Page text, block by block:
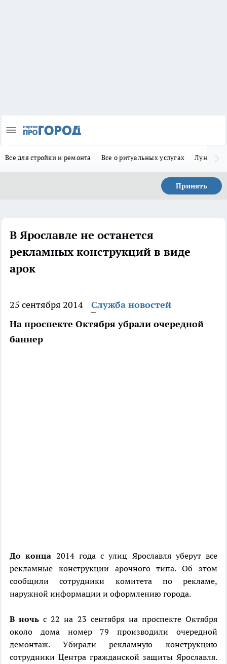
Все для стройки и ремонта Все о ритуальных услугах Лунно-
Принять
В Ярославле не останется
рекламных конструкций в виде
арок
25 сентября 2014
Служба новостей
На проспекте Октября убрали очередной
баннер
До конца 2014 года с улиц Ярославля уберут все
рекламные конструкции арочного типа. Об этом
сообщили сотрудники комитета по рекламе,
наружной информации и оформлению города.
В ночь с 22 на 23 сентября на проспекте Октября
около дома номер 79 производили очередной
демонтаж. Убирали рекламную конструкцию
сотрудники Центра гражданской защиты Ярославля.